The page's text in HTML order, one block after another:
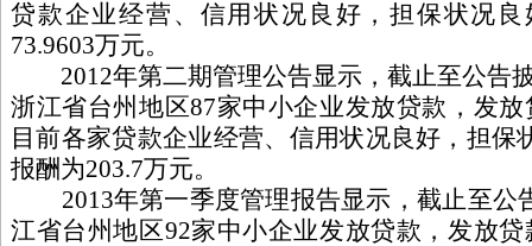
贷款企业经营、信用状况良好，担保状况
73.9603万元。
2012年第二期管理公告显示，截止至公告
浙江省台州地区87家中小企业发放贷款，发
目前各家贷款企业经营、信用状况良好，担保
报酬为203.7万元。
2013年第一季度管理报告显示，截止至公
江省台州地区92家中小企业发放贷款，发放